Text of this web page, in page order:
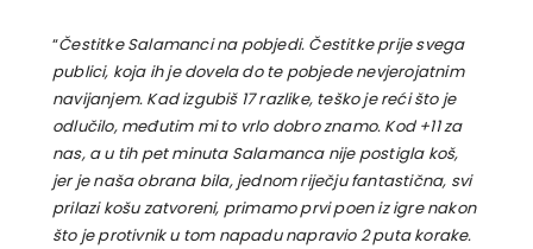
“Čestitke Salamanci na pobjedi. Čestitke prije svega
publici, koja ih je dovela do te pobjede nevjerojatnim
navijanjem. Kad izgubiš 17 razlike, teško je reći što je
odlučilo, međutim mi to vrlo dobro znamo. Kod +11 za
nas, a u tih pet minuta Salamanca nije postigla koš,
jer je naša obrana bila, jednom riječju fantastična, svi
prilazi košu zatvoreni, primamo prvi poen iz igre nakon
što je protivnik u tom napadu napravio 2 puta korake.